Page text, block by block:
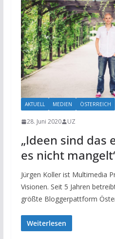
AKTUELL MEDIEN ÖSTERREICH
28. Juni 2020 UZ
„Ideen sind das
es nicht
Jürgen Koller ist Multimedia
Visionen. Seit 5 Jahren
größte Bloggerpattform
Weiterlesen